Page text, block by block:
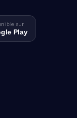
sur
Play